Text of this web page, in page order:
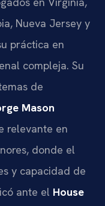
Nueva Jersey y
práctica en
compleja. Su
de
Mason
relevante en
donde el
y capacidad de
ante el House